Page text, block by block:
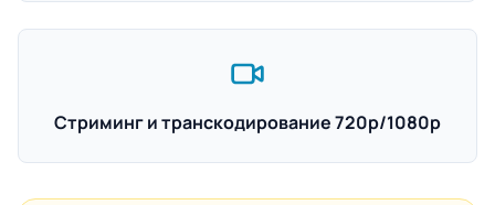
Стриминг и транскодирование 720p/1080p